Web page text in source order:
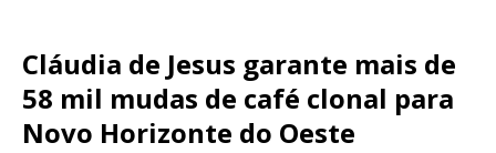
Cláudia de Jesus garante mais de
58 mil mudas de café clonal para
Novo Horizonte do Oeste